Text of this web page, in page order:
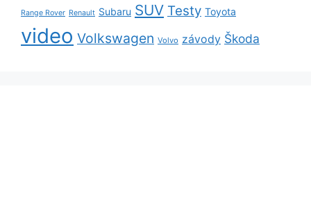
Range Rover Renault Subaru SUV Testy Toyota
video Volkswagen Volvo závody Škoda